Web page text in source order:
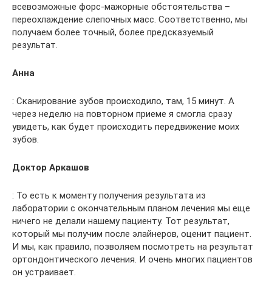
всевозможные форс-мажорные обстоятельства –
переохлаждение слепочных масс. Соответственно, мы
получаем более точный, более предсказуемый
результат.
Анна
: Сканирование зубов происходило, там, 15 минут. А
через неделю на повторном приеме я смогла сразу
увидеть, как будет происходить передвижение моих
зубов.
Доктор Аркашов
: То есть к моменту получения результата из
лаборатории с окончательным планом лечения мы еще
ничего не делали нашему пациенту. Тот результат,
который мы получим после элайнеров, оценит пациент.
И мы, как правило, позволяем посмотреть на результат
ортондонтического лечения. И очень многих пациентов
он устраивает.